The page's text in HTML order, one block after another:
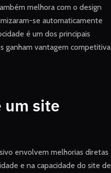
melhora com o design
se automaticamente
é um dos principais
ganham vantagem competitiva
um site
envolvem melhorias diretas
e na capacidade do site de